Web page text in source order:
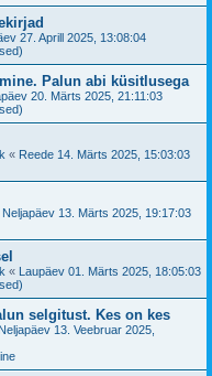
27. Aprill 2025, 13:08:04
Palun abi küsitlusega
20. Märts 2025, 21:11:03
« Reede 14. Märts 2025, 15:03:03
Neljapäev 13. Märts 2025, 19:17:03
« Laupäev 01. Märts 2025, 18:05:03
selgitust. Kes on kes
Neljapäev 13. Veebruar 2025,